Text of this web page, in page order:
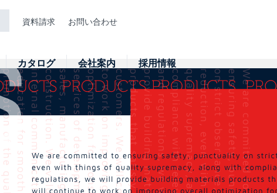
資料請求
お問い合わせ
カタログ 会社案内 採用情報